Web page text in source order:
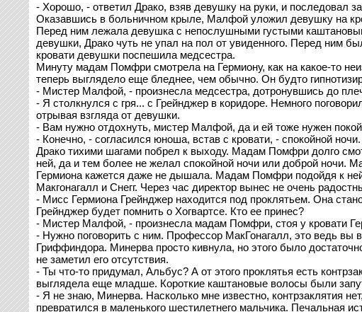
- Хорошо, - ответил Драко, взяв девушку на руки, и последовал
Оказавшись в больничном крыле, Малфой уложил девушку на
Перед ним лежала девушка с непослушными густыми
девушки, Драко чуть не упал на пол от увиденного. Перед ним
кровати девушки поспешила медсестра.
Минуту мадам Помфри смотрела на Гермиону, как на какое-то
теперь выглядело еще бледнее, чем обычно. Он будто
- Мистер Малфой, - произнесла медсестра, дотронувшись до
- Я столкнулся с гря... с Грейнджер в коридоре. Немного
отрывая взгляда от девушки.
- Вам нужно отдохнуть, мистер Малфой, да и ей тоже нужен
- Конечно, - согласился юноша, встав с кровати, - спокойной ночи.
Драко тихими шагами побрел к выходу. Мадам Помфри долго
ней, да и тем более не желал спокойной ночи или доброй ночи.
Гермиона кажется даже не дышала. Мадам Помфри подойдя к
Макгонагалл и Снегг. Через час директор вынес не очень
- Мисс Гермиона Грейнджер находится под проклятьем. Она
Грейнджер будет помнить о Хогвартсе. Кто ее принес?
- Мистер Малфой, - произнесла мадам Помфри, стоя у кровати
- Нужно поговорить с ним. Профессор МакГонагалл, это ведь вы
Гриффиндора. Минерва просто кивнула, но этого было
не заметил его отсутствия.
- Ты что-то придумал, Альбус? А от этого проклятья есть
выглядела еще младше. Короткие каштановые волосы были
- Я не знаю, Минерва. Насколько мне известно, контрзаклятия
превратился в маленького шестилетнего мальчика. Печальная